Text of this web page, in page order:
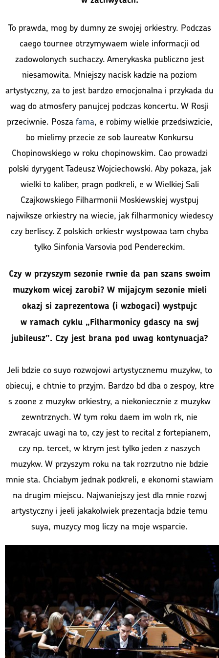
To prawda, mog by dumny ze swojej orkiestry. Podczas
caego tournee otrzymywaem wiele informacji od
zadowolonych suchaczy. Amerykaska publiczno jest
niesamowita. Mniejszy nacisk kadzie na poziom
artystyczny, za to jest bardzo emocjonalna i przykada du
wag do atmosfery panujcej podczas koncertu. W Rosji
przeciwnie. Posza fama, e robimy wielkie przedsiwzicie,
bo mielimy przecie ze sob laureatw Konkursu
Chopinowskiego w roku chopinowskim. Cao prowadzi
polski dyrygent Tadeusz Wojciechowski. Aby pokaza, jak
wielki to kaliber, pragn podkreli, e w Wielkiej Sali
Czajkowskiego Filharmonii Moskiewskiej wystpuj
najwiksze orkiestry na wiecie, jak filharmonicy wiedescy
czy berliscy. Z polskich orkiestr wystpowaa tam chyba
tylko Sinfonia Varsovia pod Pendereckim.
Czy w przyszym sezonie rwnie da pan szans swoim
muzykom wicej zarobi? W mijajcym sezonie mieli
okazj si zaprezentowa (i wzbogaci) wystpujc
w ramach cyklu „Filharmonicy gdascy na swj
jubileusz”. Czy jest brana pod uwag kontynuacja?
Jeli bdzie co suyo rozwojowi artystycznemu muzykw, to
obiecuj, e chtnie to przyjm. Bardzo bd dba o zespoy, ktre
s zoone z muzykw orkiestry, a niekoniecznie z muzykw
zewntrznych. W tym roku daem im woln rk, nie
zwracajc uwagi na to, czy jest to recital z fortepianem,
czy np. tercet, w ktrym jest tylko jeden z naszych
muzykw. W przyszym roku na tak rozrzutno nie bdzie
mnie sta. Chciabym jednak podkreli, e ekonomi stawiam
na drugim miejscu. Najwaniejszy jest dla mnie rozwj
artystyczny i jeeli jakakolwiek prezentacja bdzie temu
suya, muzycy mog liczy na moje wsparcie.